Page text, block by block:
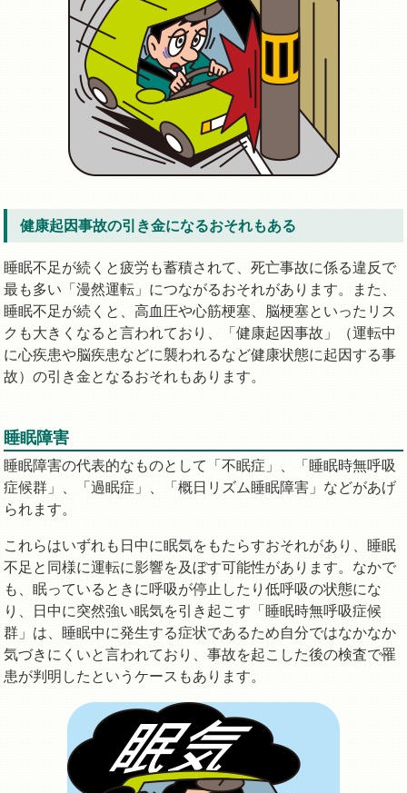
健康起因事故の引き金になるおそれもある
睡眠不足が続くと疲労も蓄積されて、死亡事故に係る違反で
最も多い「漫然運転」につながるおそれがあります。また、
睡眠不足が続くと、高血圧や心筋梗塞、脳梗塞といったリス
クも大きくなると言われており、「健康起因事故」（運転中
に心疾患や脳疾患などに襲われるなど健康状態に起因する事
故）の引き金となるおそれもあります。
睡眠障害
睡眠障害の代表的なものとして「不眠症」、「睡眠時無呼吸
症候群」、「過眠症」、「概日リズム睡眠障害」などがあげ
られます。
これらはいずれも日中に眠気をもたらすおそれがあり、睡眠
不足と同様に運転に影響を及ぼす可能性があります。なかで
も、眠っているときに呼吸が停止したり低呼吸の状態にな
り、日中に突然強い眠気を引き起こす「睡眠時無呼吸症候
群」は、睡眠中に発生する症状であるため自分ではなかなか
気づきにくいと言われており、事故を起こした後の検査で罹
患が判明したというケースもあります。